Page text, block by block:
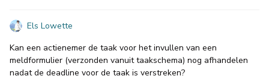
Els Lowette
Kan een actienemer de taak voor het invullen van een
meldformulier (verzonden vanuit taakschema) nog afhandelen
nadat de deadline voor de taak is verstreken?